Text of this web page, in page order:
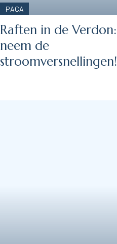
PACA
Raften in de Verdon:
neem de
stroomversnellingen!